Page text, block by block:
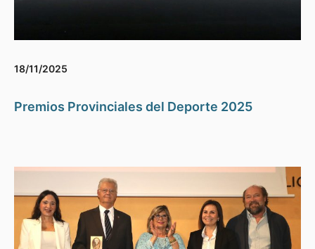
18/11/2025
Premios Provinciales del Deporte 2025